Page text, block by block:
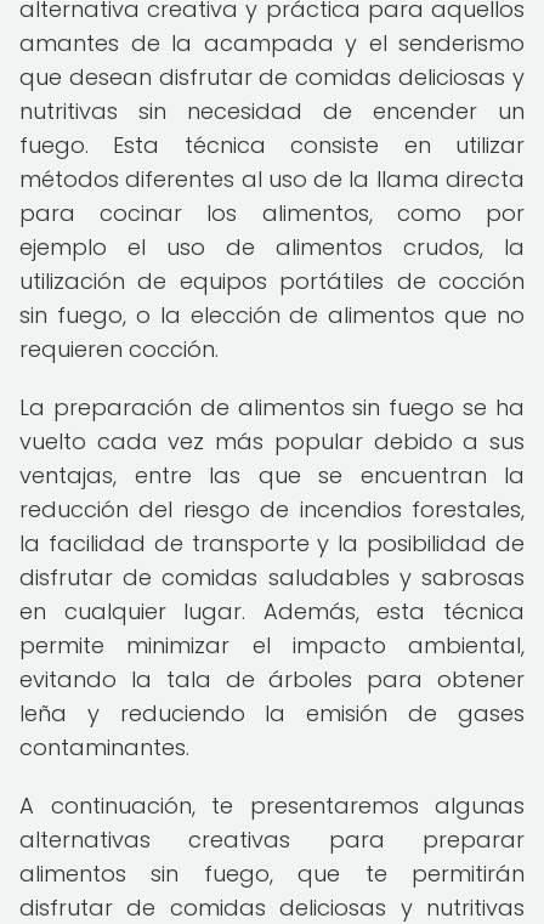
alternativa creativa y práctica para aquellos
amantes de la acampada y el senderismo
que desean disfrutar de comidas deliciosas y
nutritivas sin necesidad de encender un
fuego. Esta técnica consiste en utilizar
métodos diferentes al uso de la llama directa
para cocinar los alimentos, como por
ejemplo el uso de alimentos crudos, la
utilización de equipos portátiles de cocción
sin fuego, o la elección de alimentos que no
requieren cocción.
La preparación de alimentos sin fuego se ha
vuelto cada vez más popular debido a sus
ventajas, entre las que se encuentran la
reducción del riesgo de incendios forestales,
la facilidad de transporte y la posibilidad de
disfrutar de comidas saludables y sabrosas
en cualquier lugar. Además, esta técnica
permite minimizar el impacto ambiental,
evitando la tala de árboles para obtener
leña y reduciendo la emisión de gases
contaminantes.
A continuación, te presentaremos algunas
alternativas creativas para preparar
alimentos sin fuego, que te permitirán
disfrutar de comidas deliciosas y nutritivas